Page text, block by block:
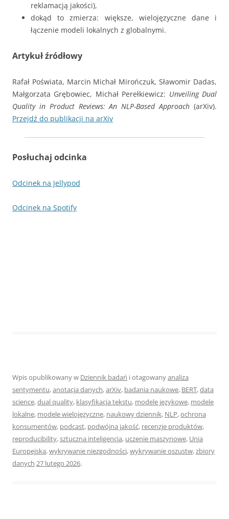
reklamacją jakości),
dokąd to zmierza: większe, wielojęzyczne dane i
łączenie modeli lokalnych z globalnymi.
Artykuł źródłowy
Rafał Poświata, Marcin Michał Mirończuk, Sławomir Dadas,
Małgorzata Grębowiec, Michał Perełkiewicz: Unveiling Dual
Quality in Product Reviews: An NLP-Based Approach (arXiv).
Przejdź do publikacji na arXiv
Posłuchaj odcinka
Odcinek na Jellypod
Odcinek na Spotify
Wpis opublikowany w Dziennik badań i otagowanyanaliza
sentymentu,anotacja danych,arXiv, badania naukowe, BERT,data
science,dual quality, klasyfikacja tekstu, modele językowe, modele
lokalne, modele wielojęzyczne, naukowy dziennik, NLP,ochrona
konsumentów, podcast, podwójna jakość, recenzje produktów,
reproducibility,sztuczna inteligencja, uczenie maszynowe, Unia
Europejska,wykrywanie niezgodności,wykrywanie oszustw,zbiory
danych 27 lutego 2026.